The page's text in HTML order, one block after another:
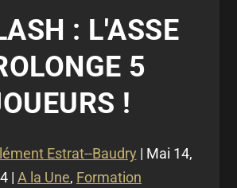
: L'ASSE
5
!
Estrat--Baudry | Mai 14,
| A la Une, Formation